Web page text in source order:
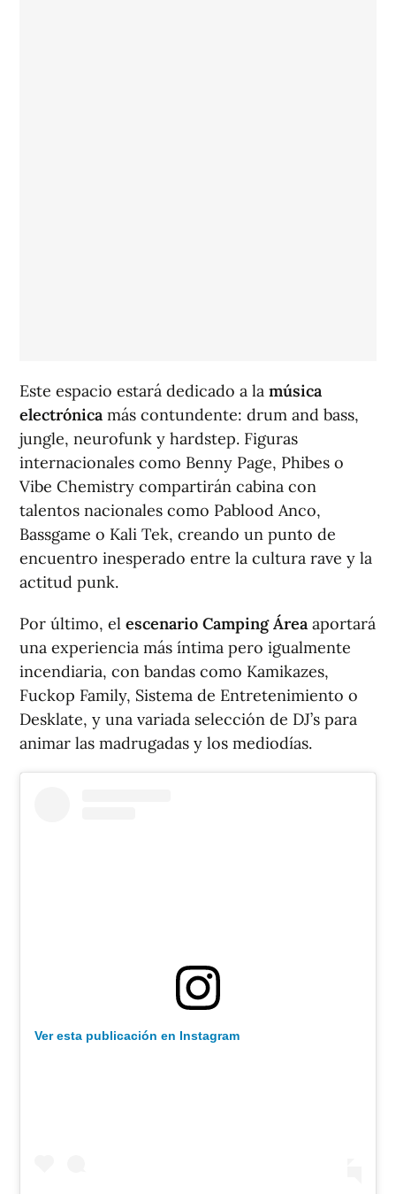
Este espacio estará dedicado a la música
electrónica más contundente: drum and bass,
jungle, neurofunk y hardstep. Figuras
internacionales como Benny Page, Phibes o
Vibe Chemistry compartirán cabina con
talentos nacionales como Pablood Anco,
Bassgame o Kali Tek, creando un punto de
encuentro inesperado entre la cultura rave y la
actitud punk.
Por último, el escenario Camping Área aportará
una experiencia más íntima pero igualmente
incendiaria, con bandas como Kamikazes,
Fuckop Family, Sistema de Entretenimiento o
Desklate, y una variada selección de DJ’s para
animar las madrugadas y los mediodías.
Ver esta publicación en Instagram